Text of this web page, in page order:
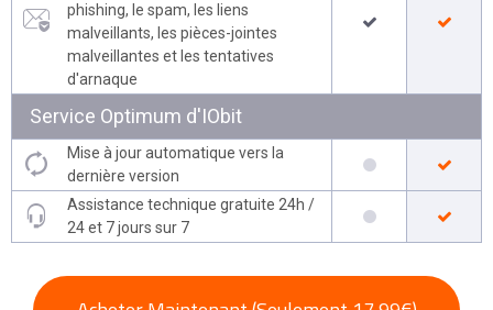
phishing, le spam, les liens
malveillants, les pièces-jointes
malveillantes et les tentatives
d'arnaque
Service Optimum d'IObit
Mise à jour automatique vers la
dernière version
Assistance technique gratuite 24h /
24 et 7 jours sur 7